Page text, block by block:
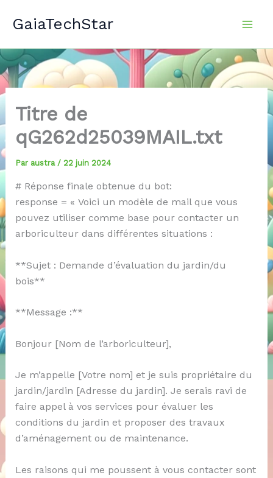
GaiaTechStar
Titre de
qG262d25039MAIL.txt
Par austra / 22 juin 2024
# Réponse finale obtenue du bot:
response = « Voici un modèle de mail que vous
pouvez utiliser comme base pour contacter un
arboriculteur dans différentes situations :
**Sujet : Demande d’évaluation du jardin/du
bois**
**Message :**
Bonjour [Nom de l’arboriculteur],
Je m’appelle [Votre nom] et je suis propriétaire du
jardin/jardin [Adresse du jardin]. Je serais ravi de
faire appel à vos services pour évaluer les
conditions du jardin et proposer des travaux
d’aménagement ou de maintenance.
Les raisons qui me poussent à vous contacter sont